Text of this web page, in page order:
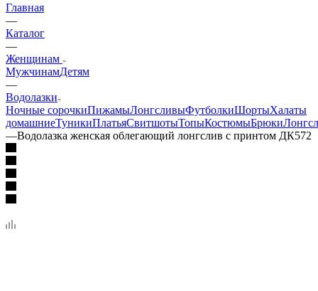
Главная
—
Каталог
—
Женщинам
МужчинамДетям
—
Водолазки
Ночные сорочкиПижамыЛонгсливыФутболкиШортыХалаты
домашниеТуникиПлатьяСвитшотыТопыКостюмыБрюки
—Водолазка женская облегающий лонгслив с принтом ДК572